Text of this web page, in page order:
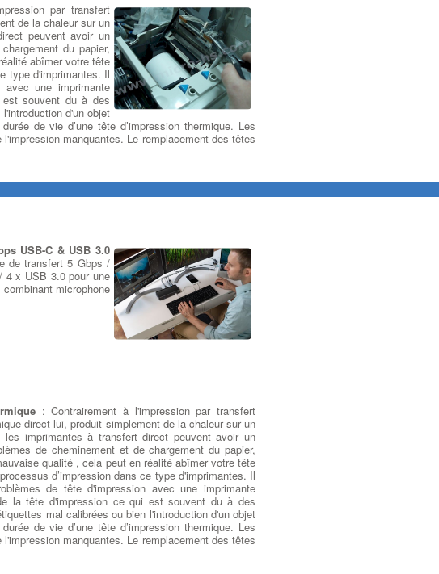
par transfert
de la chaleur sur un
peuvent avoir un
du papier,
abîmer votre tête
type d'imprimantes. Il
une imprimante
souvent du à des
d'un objet
de vie d’une tête d’impression thermique. Les
manquantes. Le remplacement des têtes
USB-C & USB 3.0
de transfert 5 Gbps /
4 x USB 3.0 pour une
microphone
: Contrairement à l'impression par transfert
direct lui, produit simplement de la chaleur sur un
imprimantes à transfert direct peuvent avoir un
de cheminement et de chargement du papier,
qualité , cela peut en réalité abîmer votre tête
d’impression dans ce type d'imprimantes. Il
de tête d'impression avec une imprimante
la tête d'impression ce qui est souvent du à des
mal calibrées ou bien l'introduction d'un objet
de vie d’une tête d’impression thermique. Les
manquantes. Le remplacement des têtes